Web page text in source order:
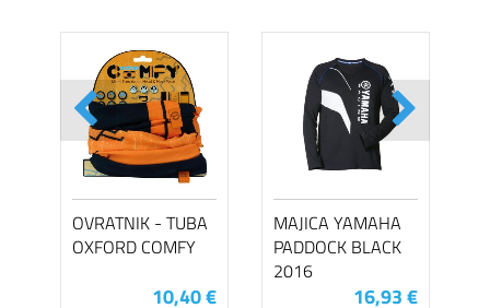
OVRATNIK - TUBA
OXFORD COMFY
10,40 €
MAJICA YAMAHA
PADDOCK BLACK
2016
16,93 €